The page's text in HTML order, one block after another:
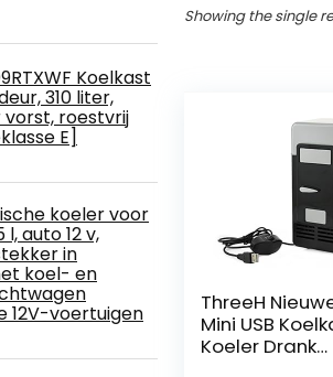
Koelkast
310 liter,
roestvrij
E]
koeler voor
auto 12 v,
in
koel- en
12V-voertuigen
Showing the single
ThreeH
Mini USB
Koeler Drank